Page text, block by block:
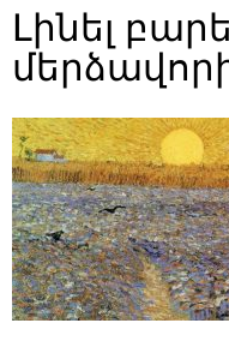
Լինել